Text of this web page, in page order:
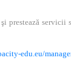
prestează
edu.eu/